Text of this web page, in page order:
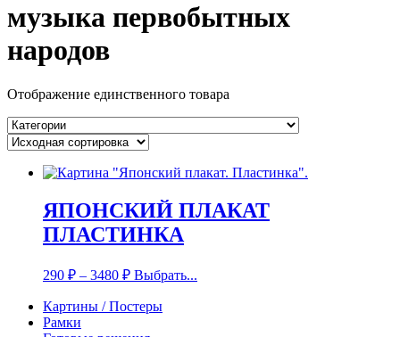
музыка первобытных
народов
Отображение единственного товара
ЯПОНСКИЙ ПЛАКАТ
ПЛАСТИНКА
290 ₽ – 3480 ₽ Выбрать...
Картины / Постеры
Рамки